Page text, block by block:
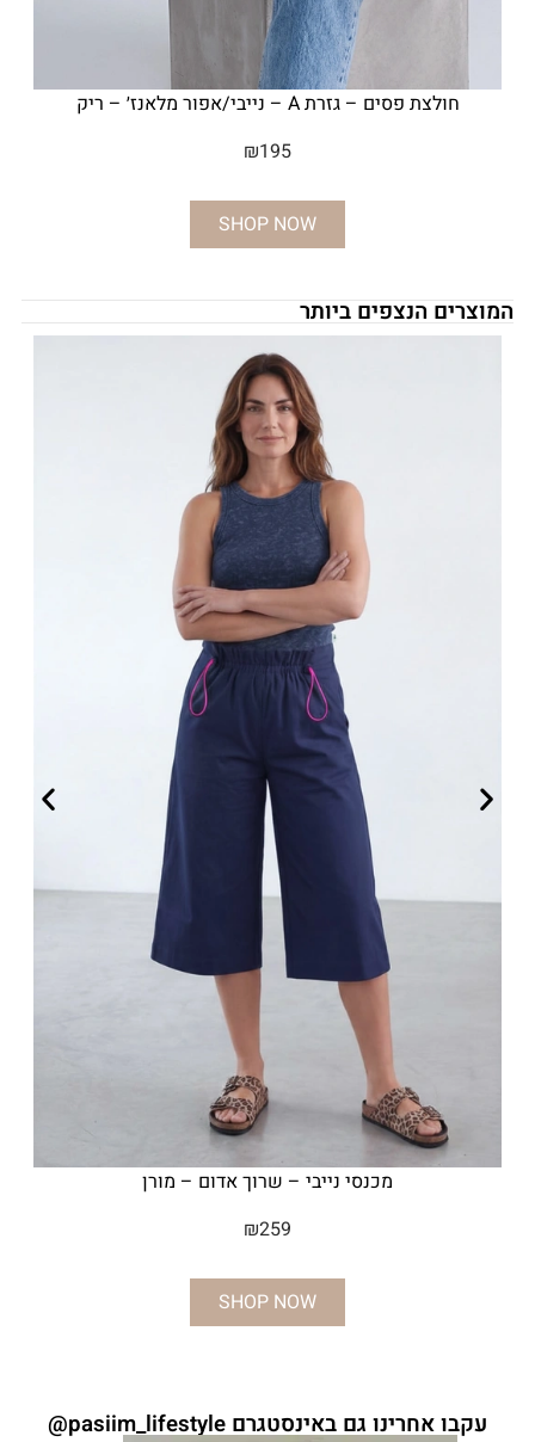
חולצת פסים – גזרת A – נייבי/אפור מלאנז׳ – ריק
₪195
SHOP NOW
המוצרים הנצפים ביותר
מכנסי נייבי – שרוך אדום – מורן
₪259
SHOP NOW
עקבו אחרינו גם באינסטגרם pasiim_lifestyle@